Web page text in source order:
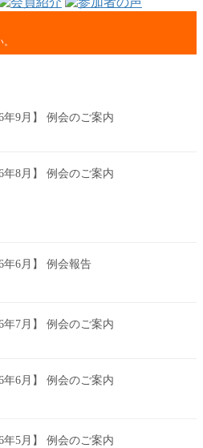
年9月】 例会のご案内
年8月】 例会のご案内
年6月】 例会報告
年7月】 例会のご案内
年6月】 例会のご案内
年5月】 例会のご案内